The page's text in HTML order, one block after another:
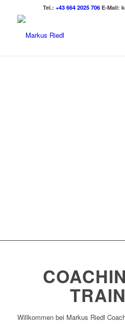
Tel.: +43 664 2025 706E-Mail:
Willkommen bei Markus Riedl